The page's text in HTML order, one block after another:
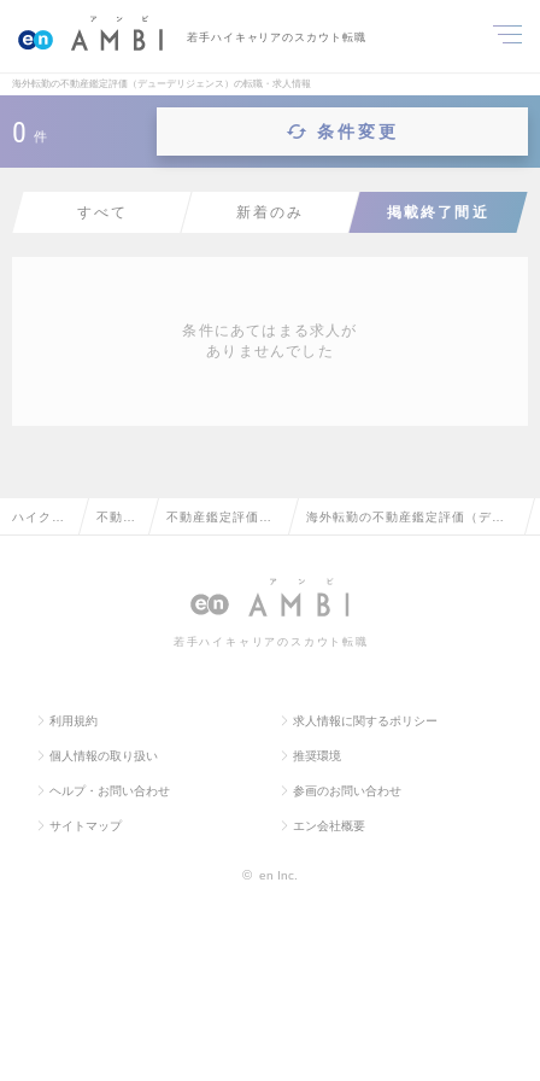
若手ハイキャリアのスカウト転職
海外転勤の不動産鑑定評価（デューデリジェンス）の転職・求人情報
0 件 条件変更
すべて 新着のみ 掲載終了間近
条件にあてはまる求人が
ありませんでした
ハイクラ 不動産 不動産鑑定評価
ンス）
海外転勤の不動産鑑定評価（デュ
報一覧
若手ハイキャリアのスカウト転職
利用規約 求人情報に関するポリシー
個人情報の取り扱い 推奨環境
ヘルプ・お問い合わせ 参画のお問い合わせ
サイトマップ エン会社概要
© en Inc.